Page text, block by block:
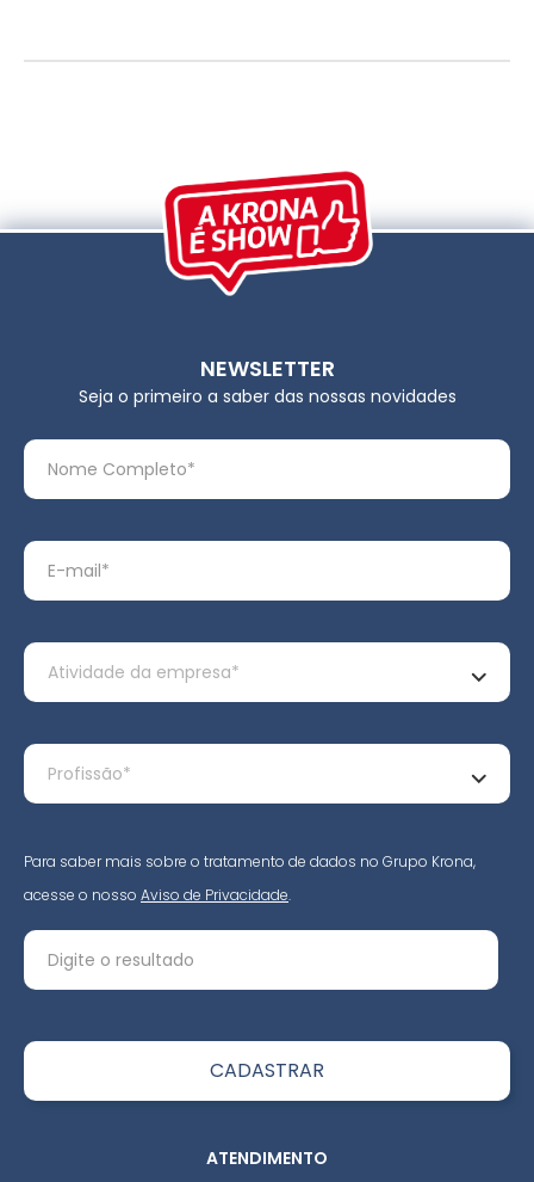
NEWSLETTER
Seja o primeiro a saber das nossas novidades
Para saber mais sobre o tratamento de dados no Grupo Krona,
acesse o nosso Aviso de Privacidade.
ATENDIMENTO